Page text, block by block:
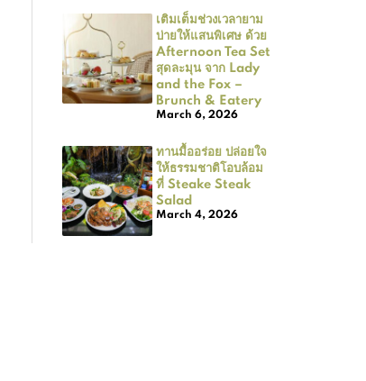
เติมเต็มช่วงเวลายาม
บ่ายให้แสนพิเศษ ด้วย
Afternoon Tea Set
สุดละมุน จาก Lady
and the Fox –
Brunch & Eatery
March 6, 2026
ทานมื้ออร่อย ปล่อยใจ
ให้ธรรมชาติโอบล้อม
ที่ Steake Steak
Salad
March 4, 2026